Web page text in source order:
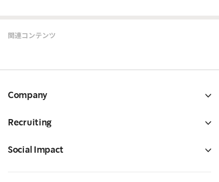
関連コンテンツ
Company
Recruiting
Social Impact